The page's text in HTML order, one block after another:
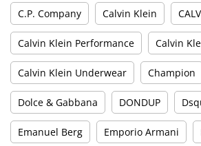
C.P. Company Calvin Klein
Calvin Klein Performance Calvin
Calvin Klein Underwear Champion
Dolce & Gabbana DONDUP
Emanuel Berg Emporio Armani